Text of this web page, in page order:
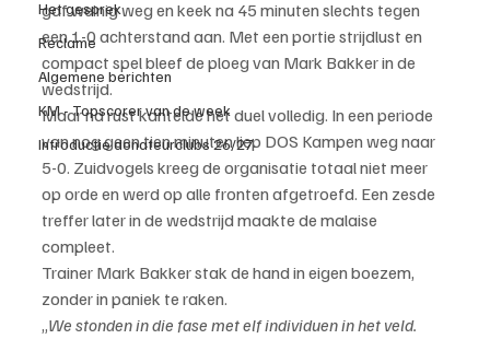
Het gesprek
Reclame
Algemene berichten
KM - Topscorer van de week
Introductie donateurclubs 26/27
gaf weinig weg en keek na 45 minuten slechts tegen
een 1-0 achterstand aan. Met een portie strijdlust en
compact spel bleef de ploeg van Mark Bakker in de
wedstrijd.
Maar na rust kantelde het duel volledig. In een periode
van nog geen tien minuten liep DOS Kampen weg naar
5-0. Zuidvogels kreeg de organisatie totaal niet meer
op orde en werd op alle fronten afgetroefd. Een zesde
treffer later in de wedstrijd maakte de malaise
compleet.
Trainer Mark Bakker stak de hand in eigen boezem,
zonder in paniek te raken.
„We stonden in die fase met elf individuen in het veld.